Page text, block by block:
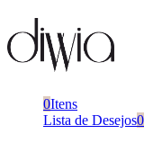
0Itens
Lista de Desejos0